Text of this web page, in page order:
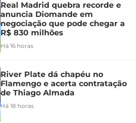
Real Madrid quebra recorde e
anuncia Diomande em
negociação que pode chegar a
R$ 830 milhões
Há 16 horas
River Plate dá chapéu no
Flamengo e acerta contratação
de Thiago Almada
Há 18 horas